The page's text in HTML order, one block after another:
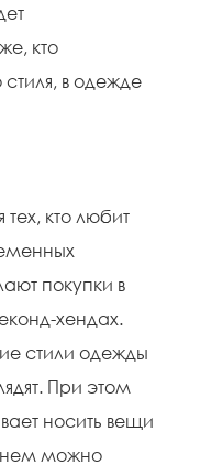
кто
в одежде
тех, кто любит
покупки в
хендах.
стили одежды
При этом
носить вещи
нем можно